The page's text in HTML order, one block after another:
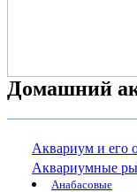
Домашний
Аквариум и его
Аквариумные
Анабасовые